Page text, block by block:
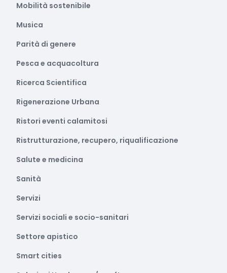
Mobilità sostenibile
Musica
Parità di genere
Pesca e acquacoltura
Ricerca Scientifica
Rigenerazione Urbana
Ristori eventi calamitosi
Ristrutturazione, recupero, riqualificazione
Salute e medicina
Sanità
Servizi
Servizi sociali e socio-sanitari
Settore apistico
Smart cities